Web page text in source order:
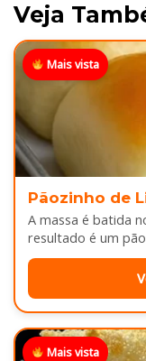
Veja
Mais vista
Pãozinho de
A massa é batida
resultado é um
Mais vista